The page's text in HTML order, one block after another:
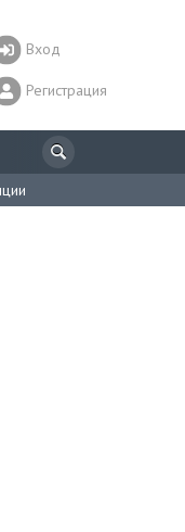
Вход
Регистрация